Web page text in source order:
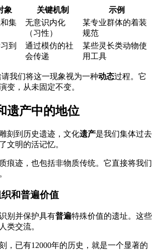
象 关键机制 示例
集
无意识内化
（习性）
某专业群体的着装
规范
到
通过模仿的社
会传递
某些灵长类动物使
用工具
我们将这一现象视为一种动态过程。它
变，从未固定不变。
遗产中的地位
刻到历史遗迹，文化遗产是我们集体过去
文明的活记忆。
痕迹，也包括非物质传统。它直接将我们
和普遍价值
别并保护具有普遍特殊价值的遗址。这些
类交流。
，已有12000年的历史，就是一个显著的